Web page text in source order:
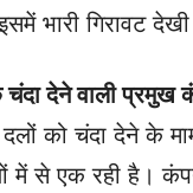
भारी गिरावट
चंदा देने वाली प्रमुख
दलों को चंदा देने के
में से एक रही है।